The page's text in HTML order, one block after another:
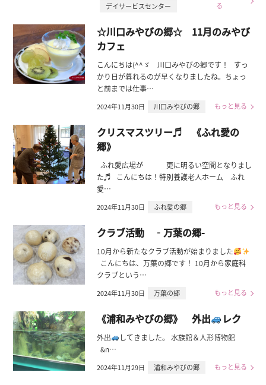
デイサービスセンター
る
☆川口みやびの郷☆ 11月のみやび
カフェ
こんにちは(^^ゞ 川口みやびの郷です！ すっ
かり日が暮れるのが早くなりましたね。ちょっ
と前までは仕事…
2024年11月30日 川口みやびの郷 もっと見る
クリスマスツリー♬ 《ふれ愛の
郷》
ふれ愛広場が 更に明るい空間となりまし
た♬ こんにちは！特別養護老人ホーム ふれ
愛…
2024年11月30日 ふれ愛の郷 もっと見る
クラブ活動 ‐万葉の郷-
10月から新たなクラブ活動が始まりました
こんにちは、万葉の郷です！ 10月から家庭科
クラブという…
2024年11月30日 万葉の郷 もっと見る
《浦和みやびの郷》 外出 レク
外出
してきました。 水族館＆人形博物館
&n…
2024年11月29日 浦和みやびの郷 もっと見る